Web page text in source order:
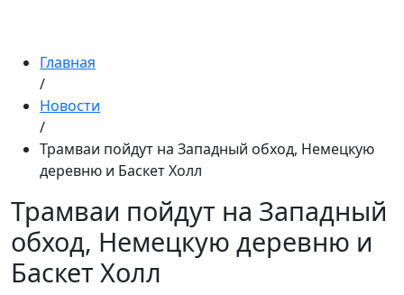
Главная
/
Новости
/
Трамваи пойдут на Западный обход, Немецкую
деревню и Баскет Холл
Трамваи пойдут на Западный
обход, Немецкую деревню и
Баскет Холл